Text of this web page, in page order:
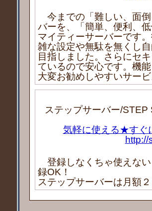
今までの「難しい、面
バーを、「簡単、便利、
マイティーサーバーです
雑な設定や無駄を無くし
目指しました。さらにセ
ているので安心です。機
大変お勧めしやすいサー
ステップサーバー/
気軽に使える★すぐ
http://
登録しなくちゃ使えな
録OK！
ステップサーバーは月額